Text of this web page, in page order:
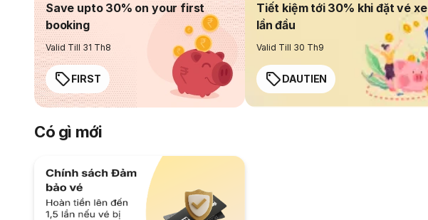
Save upto 30% on your first
booking
Valid Till 31 Th8
FIRST
Tiết kiệm tới 30% khi đặt vé xe
lần đầu
Valid Till 30 Th9
DAUTIEN
Có gì mới